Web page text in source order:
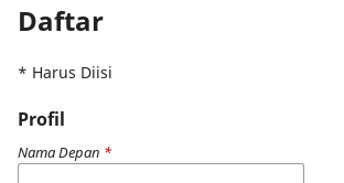
Daftar
* Harus Diisi
Profil
Nama Depan *